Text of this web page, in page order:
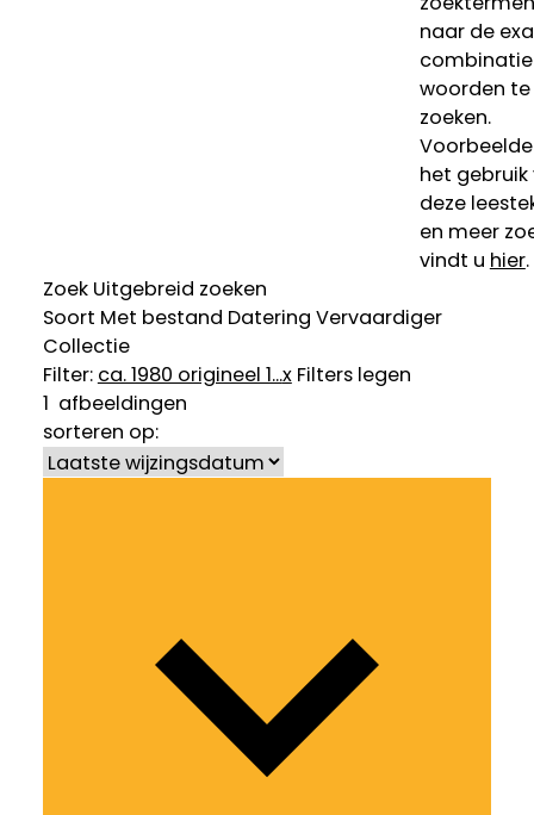
naar de
woorden te
zoeken.
het gebruik
deze
en meer
vindt u hier.
Zoek Uitgebreid zoeken
Soort Met bestand Datering Vervaardiger
Collectie
Filter: ca. 1980 origineel 1...x Filters legen
1 afbeeldingen
sorteren op: